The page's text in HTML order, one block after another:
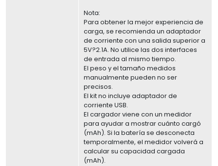
Nota:
Para obtener la mejor experiencia de
carga, se recomienda un adaptador
de corriente con una salida superior a
5V?2.1A. No utilice las dos interfaces
de entrada al mismo tiempo.
El peso y el tamaño medidos
manualmente pueden no ser
precisos.
El kit no incluye adaptador de
corriente USB.
El cargador viene con un medidor
para ayudar a mostrar cuánto cargó
(mAh). Si la batería se desconecta
temporalmente, el medidor volverá a
calcular su capacidad cargada
(mAh).